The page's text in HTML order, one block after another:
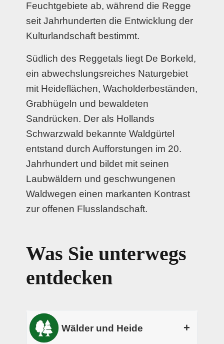
Feuchtgebiete ab, während die Regge
seit Jahrhunderten die Entwicklung der
Kulturlandschaft bestimmt.
Südlich des Reggetals liegt De Borkeld,
ein abwechslungsreiches Naturgebiet
mit Heideflächen, Wacholderbeständen,
Grabhügeln und bewaldeten
Sandrücken. Der als Hollands
Schwarzwald bekannte Waldgürtel
entstand durch Aufforstungen im 20.
Jahrhundert und bildet mit seinen
Laubwäldern und geschwungenen
Waldwegen einen markanten Kontrast
zur offenen Flusslandschaft.
Was Sie unterwegs
entdecken
Wälder und Heide +